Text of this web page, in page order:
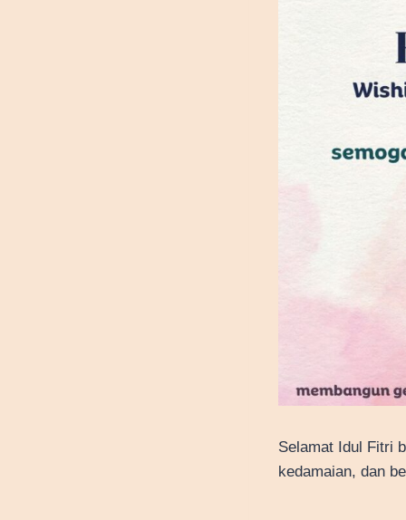
Selamat Idul Fitri
kedamaian, dan